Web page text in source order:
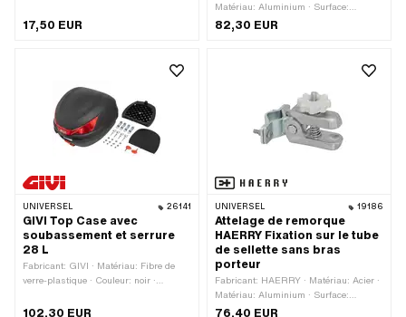
220 mm
17,50 EUR
Matériau: Aluminium · Surface:
galvanisé bleu · Ø boule: 30 mm ·
Longueur totale: 160 mm · Type de
82,30 EUR
UNIVERSEL 26141
GIVI Top Case avec
soubassement et serrure
28 L
Fabricant: GIVI · Matériau: Fibre de
verre-plastique · Couleur: noir ·
400 mm · Hauteur: 300 mm · Volume:
102,30 EUR
UNIVERSEL 19186
Attelage de remorque
HAERRY Fixation sur le tube
de sellette sans bras
porteur
Fabricant: HAERRY · Matériau: Acier ·
Matériau: Aluminium · Surface:
galvanisé bleu · Ø boule: 30 mm ·
76,40 EUR